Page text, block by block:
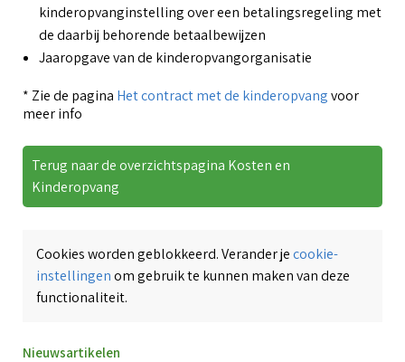
kinderopvanginstelling over een betalingsregeling met
de daarbij behorende betaalbewijzen
Jaaropgave van de kinderopvangorganisatie
* Zie de pagina Het contract met de kinderopvangvoor
meer info
Terug naar de overzichtspagina Kosten en
Kinderopvang
Cookies worden geblokkeerd. Verander jecookie-
instellingenom gebruik te kunnen maken van deze
functionaliteit.
Nieuwsartikelen